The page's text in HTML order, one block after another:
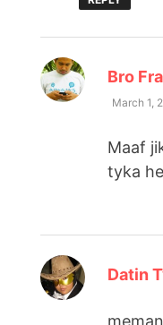
Bro
March 1,
Maaf
tyka
Datin